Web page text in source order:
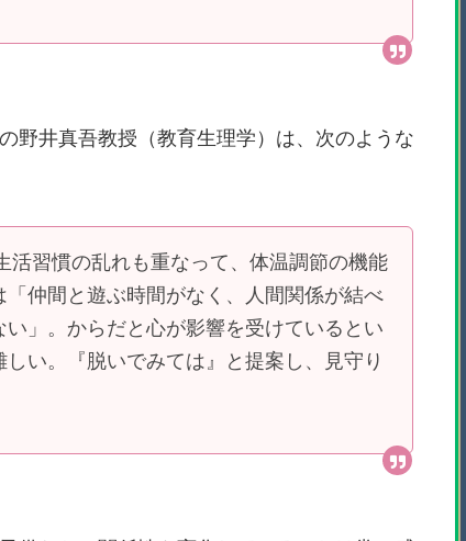
野井真吾教授（教育生理学）は、次のような
活習慣の乱れも重なって、体温調節の機能
仲間と遊ぶ時間がなく、人間関係が結べ
」。からだと心が影響を受けているとい
い。『脱いでみては』と提案し、見守り